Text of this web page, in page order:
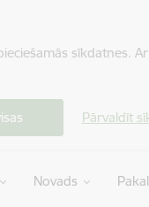
sīkdatnes.
Pārvaldīt
Novads